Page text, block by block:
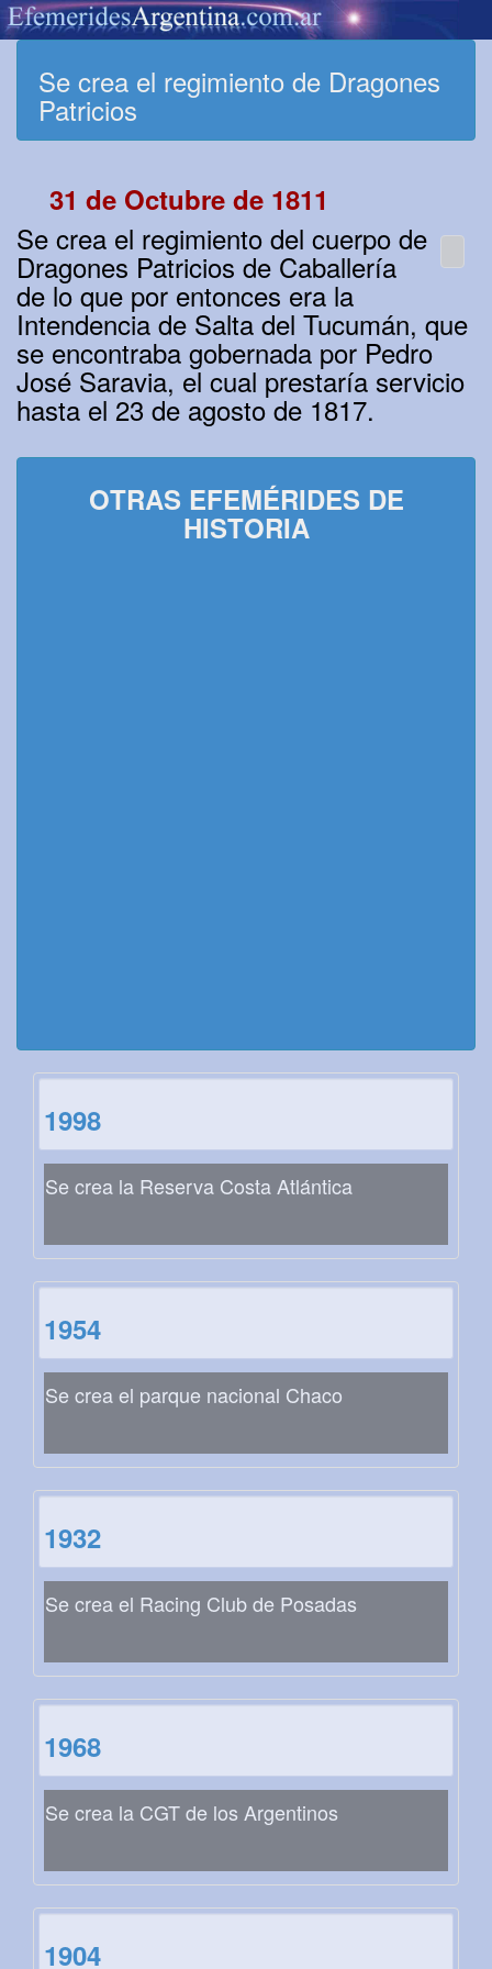
Se crea el regimiento de Dragones
Patricios
31 de Octubre de 1811
Se crea el regimiento del cuerpo de
Dragones Patricios de Caballería
de lo que por entonces era la
Intendencia de Salta del Tucumán, que
se encontraba gobernada por Pedro
José Saravia, el cual prestaría servicio
hasta el 23 de agosto de 1817.
OTRAS EFEMÉRIDES DE
HISTORIA
1998
Se crea la Reserva Costa Atlántica
1954
Se crea el parque nacional Chaco
1932
Se crea el Racing Club de Posadas
1968
Se crea la CGT de los Argentinos
1904